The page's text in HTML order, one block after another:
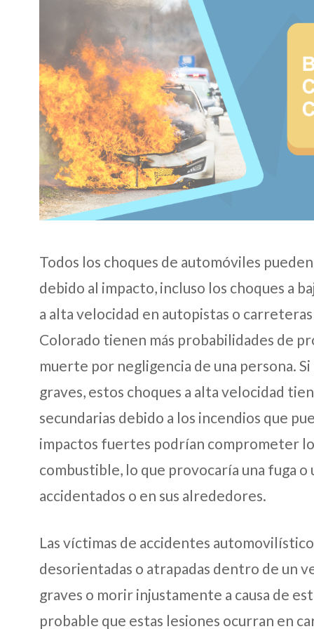
Todos los choques de automóviles
debido al impacto, incluso los choques a
a alta velocidad en autopistas o
Colorado tienen más probabilidades de
muerte por negligencia de una persona.
graves, estos choques a alta velocidad
secundarias debido a los incendios que
impactos fuertes podrían comprometer
combustible, lo que provocaría una fuga
accidentados o en sus alrededores.
Las víctimas de accidentes
desorientadas o atrapadas dentro de un
graves o morir injustamente a causa de
probable que estas lesiones ocurran en